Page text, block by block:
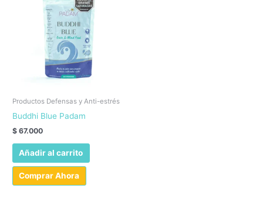
Productos Defensas y Anti-estrés
Buddhi Blue Padam
$ 67.000
Añadir al carrito
Comprar Ahora